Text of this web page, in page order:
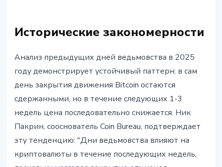
Исторические закономерности
Анализ предыдущих дней ведьмовства в 2025
году демонстрирует устойчивый паттерн: в сам
день закрытия движения Bitcoin остаются
сдержанными, но в течение следующих 1-3
недель цена последовательно снижается. Ник
Пакрин, сооснователь Coin Bureau, подтверждает
эту тенденцию: "Дни ведьмовства влияют на
криптовалюты в течение последующих недель,